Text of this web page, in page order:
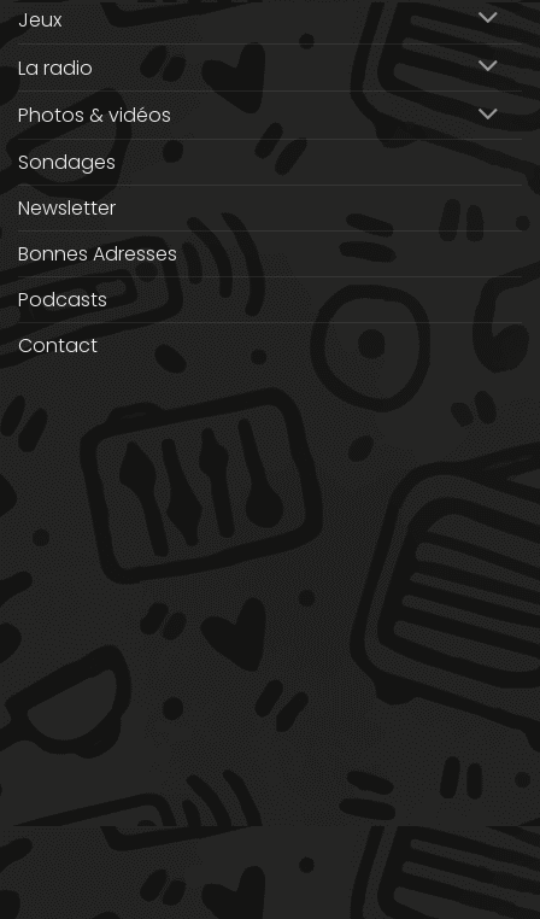
Jeux
La radio
Photos & vidéos
Sondages
Newsletter
Bonnes Adresses
Podcasts
Contact